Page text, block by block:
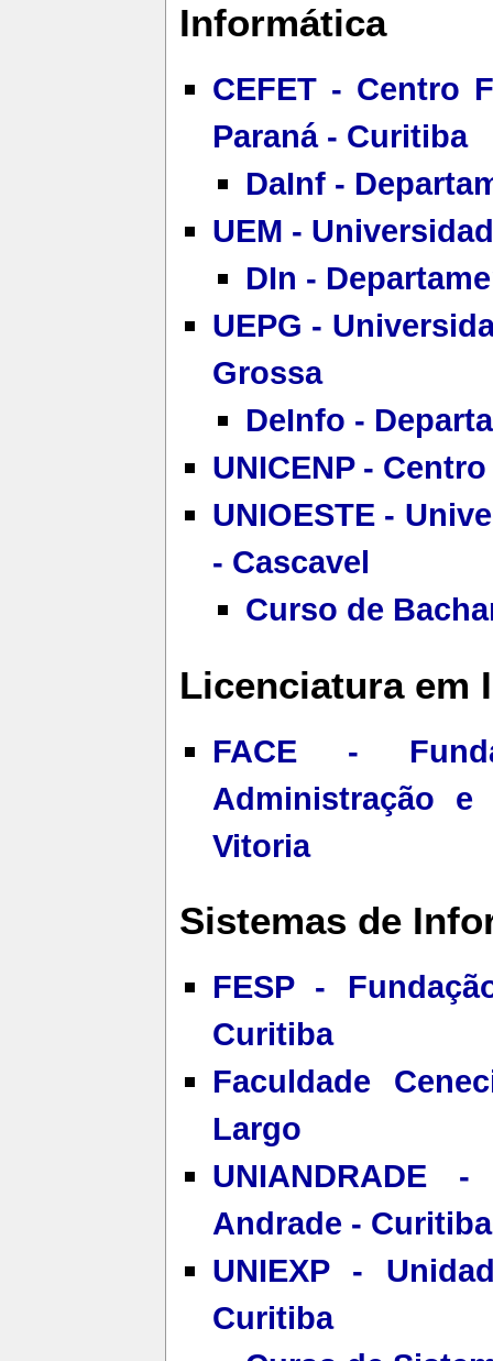
Informática
CEFET - Centro
Paraná - Curitiba
DaInf -
UEM -
DIn -
UEPG -
Grossa
DeInfo -
UNICENP -
UNIOESTE -
- Cascavel
Curso de
Licenciatura em
FACE -
Administração
Vitoria
Sistemas de
FESP -
Curitiba
Faculdade
Largo
UNIANDRADE
Andrade - Curitiba
UNIEXP -
Curitiba